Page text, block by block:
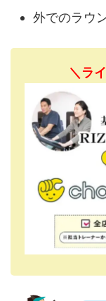
外でのラウ
＼ラ